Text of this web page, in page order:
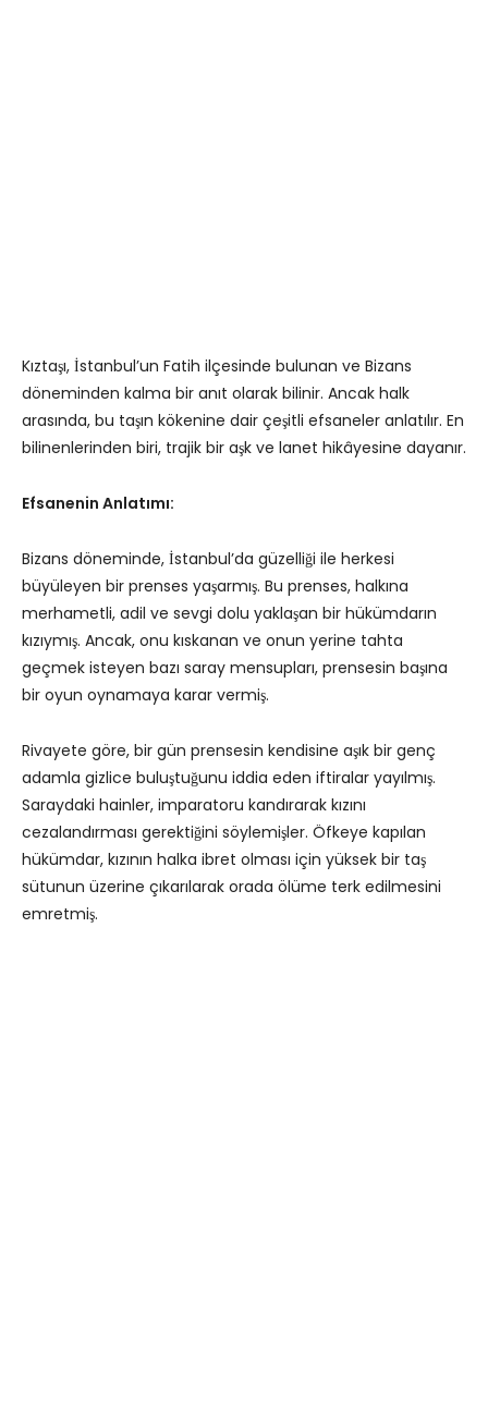
Kıztaşı, İstanbul’un Fatih ilçesinde bulunan ve Bizans
döneminden kalma bir anıt olarak bilinir. Ancak halk
arasında, bu taşın kökenine dair çeşitli efsaneler anlatılır. En
bilinenlerinden biri, trajik bir aşk ve lanet hikâyesine dayanır.
Efsanenin Anlatımı:
Bizans döneminde, İstanbul’da güzelliği ile herkesi
büyüleyen bir prenses yaşarmış. Bu prenses, halkına
merhametli, adil ve sevgi dolu yaklaşan bir hükümdarın
kızıymış. Ancak, onu kıskanan ve onun yerine tahta
geçmek isteyen bazı saray mensupları, prensesin başına
bir oyun oynamaya karar vermiş.
Rivayete göre, bir gün prensesin kendisine aşık bir genç
adamla gizlice buluştuğunu iddia eden iftiralar yayılmış.
Saraydaki hainler, imparatoru kandırarak kızını
cezalandırması gerektiğini söylemişler. Öfkeye kapılan
hükümdar, kızının halka ibret olması için yüksek bir taş
sütunun üzerine çıkarılarak orada ölüme terk edilmesini
emretmiş.